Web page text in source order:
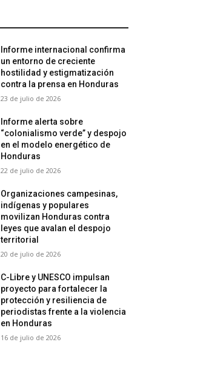
Informe internacional confirma
un entorno de creciente
hostilidad y estigmatización
contra la prensa en Honduras
23 de julio de 2026
Informe alerta sobre
“colonialismo verde” y despojo
en el modelo energético de
Honduras
22 de julio de 2026
Organizaciones campesinas,
indígenas y populares
movilizan Honduras contra
leyes que avalan el despojo
territorial
20 de julio de 2026
C-Libre y UNESCO impulsan
proyecto para fortalecer la
protección y resiliencia de
periodistas frente a la violencia
en Honduras
16 de julio de 2026